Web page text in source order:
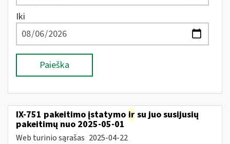
Iki
Paieška
IX-751 pakeitimo įstatymo ir su juo susijusių
pakeitimų nuo 2025-05-01
Web turinio sąrašas 2025-04-22